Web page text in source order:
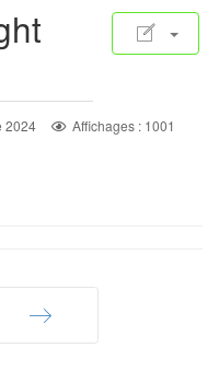
2024
Affichages : 1001